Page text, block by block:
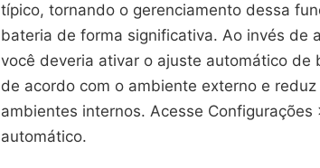
típico, tornando o gerenciamento dessa
bateria de forma significativa. Ao invés de
você deveria ativar o ajuste automático
de acordo com o ambiente externo e
ambientes internos. Acesse
automático.